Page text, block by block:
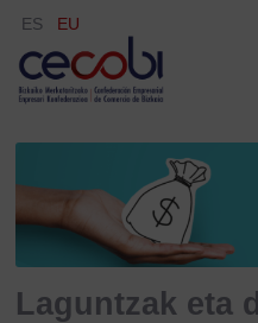
ES EU
Laguntzak eta